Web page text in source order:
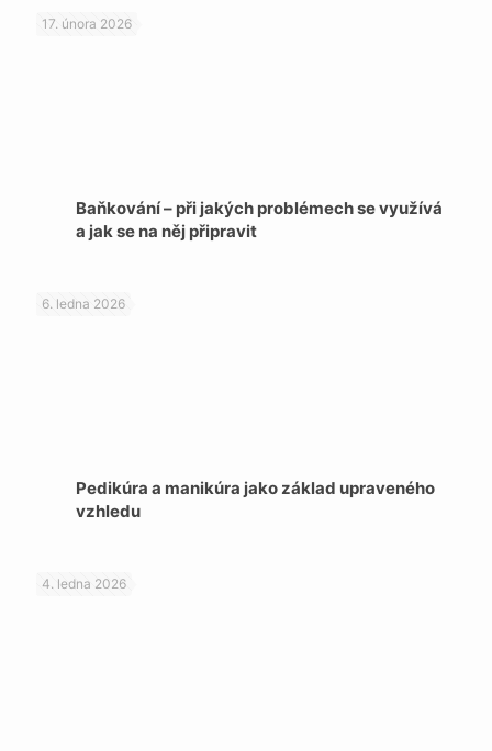
17. února 2026
Baňkování – při jakých problémech se využívá
a jak se na něj připravit
6. ledna 2026
Pedikúra a manikúra jako základ upraveného
vzhledu
4. ledna 2026